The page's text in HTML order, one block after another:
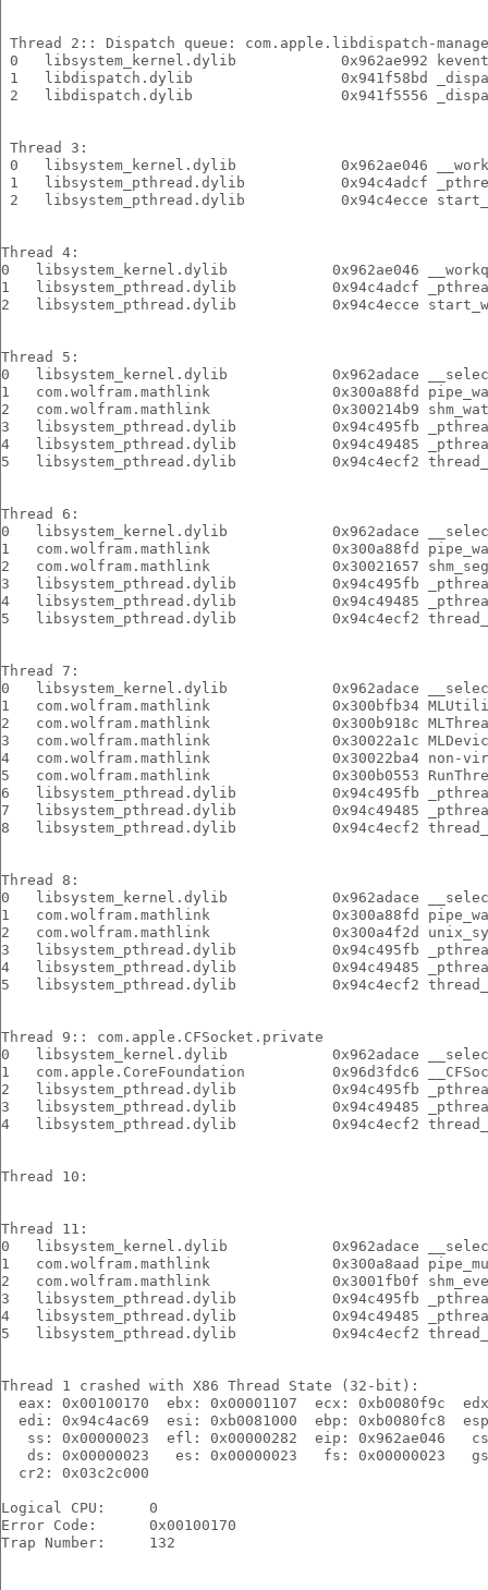
Thread 2:: Dispatch queue: com.apple.libdispatch-
0   libsystem_kernel.dylib            0x962ae992
1   libdispatch.dylib                 0x941f58bd
2   libdispatch.dylib                 0x941f5556
Thread 3:
0   libsystem_kernel.dylib            0x962ae046
1   libsystem_pthread.dylib           0x94c4adcf
2   libsystem_pthread.dylib           0x94c4ecce
Thread 4:
0   libsystem_kernel.dylib            0x962ae046
1   libsystem_pthread.dylib           0x94c4adcf
2   libsystem_pthread.dylib           0x94c4ecce
Thread 5:
0   libsystem_kernel.dylib            0x962adace
1   com.wolfram.mathlink              0x300a88fd
2   com.wolfram.mathlink              0x300214b9
3   libsystem_pthread.dylib           0x94c495fb
4   libsystem_pthread.dylib           0x94c49485
5   libsystem_pthread.dylib           0x94c4ecf2
Thread 6:
0   libsystem_kernel.dylib            0x962adace
1   com.wolfram.mathlink              0x300a88fd
2   com.wolfram.mathlink              0x30021657
3   libsystem_pthread.dylib           0x94c495fb
4   libsystem_pthread.dylib           0x94c49485
5   libsystem_pthread.dylib           0x94c4ecf2
Thread 7:
0   libsystem_kernel.dylib            0x962adace
1   com.wolfram.mathlink              0x300bfb34
2   com.wolfram.mathlink              0x300b918c
3   com.wolfram.mathlink              0x30022a1c
4   com.wolfram.mathlink              0x30022ba4 non-
5   com.wolfram.mathlink              0x300b0553
6   libsystem_pthread.dylib           0x94c495fb
7   libsystem_pthread.dylib           0x94c49485
8   libsystem_pthread.dylib           0x94c4ecf2
Thread 8:
0   libsystem_kernel.dylib            0x962adace
1   com.wolfram.mathlink              0x300a88fd
2   com.wolfram.mathlink              0x300a4f2d
3   libsystem_pthread.dylib           0x94c495fb
4   libsystem_pthread.dylib           0x94c49485
5   libsystem_pthread.dylib           0x94c4ecf2
Thread 9:: com.apple.CFSocket.private
0   libsystem_kernel.dylib            0x962adace
1   com.apple.CoreFoundation          0x96d3fdc6
2   libsystem_pthread.dylib           0x94c495fb
3   libsystem_pthread.dylib           0x94c49485
4   libsystem_pthread.dylib           0x94c4ecf2
Thread 10:
Thread 11:
0   libsystem_kernel.dylib            0x962adace
1   com.wolfram.mathlink              0x300a8aad
2   com.wolfram.mathlink              0x3001fb0f
3   libsystem_pthread.dylib           0x94c495fb
4   libsystem_pthread.dylib           0x94c49485
5   libsystem_pthread.dylib           0x94c4ecf2
Thread 1 crashed with X86 Thread State (32-bit):
eax: 0x00100170  ebx: 0x00001107  ecx: 0xb0080f9c
edi: 0x94c4ac69  esi: 0xb0081000  ebp: 0xb0080fc8
ss: 0x00000023  efl: 0x00000282  eip: 0x962ae046
ds: 0x00000023   es: 0x00000023   fs: 0x00000023
cr2: 0x03c2c000
Logical CPU:     0
Error Code:      0x00100170
Trap Number:     132